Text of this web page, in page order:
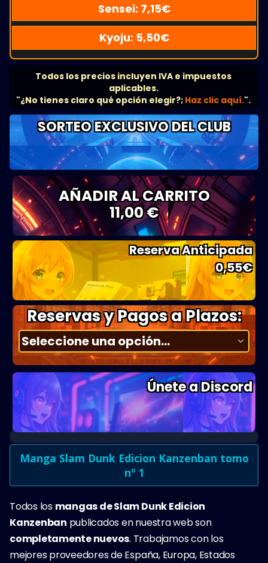
Sensei: 7,15€
Kyoju: 5,50€
Todos los precios incluyen IVA e impuestos
aplicables.
"¿No tienes claro qué opción elegir?; Haz clic aquí.".
SORTEO EXCLUSIVO DEL CLUB
AÑADIR AL CARRITO
11,00 €
Reserva Anticipada
0,55€
Reservas y Pagos a Plazos:
Únete a Discord
Manga Slam Dunk Edicion Kanzenban tomo
nº 1
Todos los mangas de Slam Dunk Edicion
Kanzenban publicados en nuestra web son
completamente nuevos. Trabajamos con los
mejores proveedores de España, Europa, Estados